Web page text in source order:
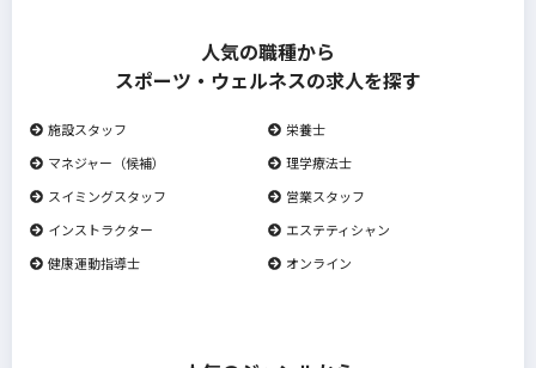
人気の職種から
スポーツ・ウェルネスの求人を探す
施設スタッフ
栄養士
マネジャー（候補）
理学療法士
スイミングスタッフ
営業スタッフ
インストラクター
エステティシャン
健康運動指導士
オンライン